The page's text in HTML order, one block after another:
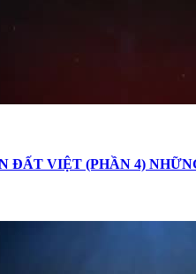
ĐẤT VIỆT (PHẦN 4)